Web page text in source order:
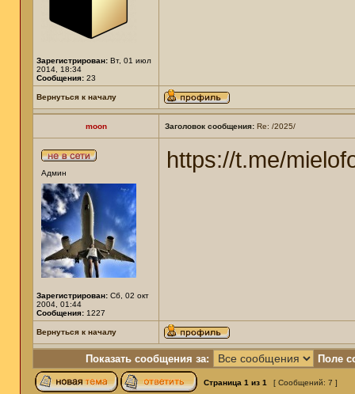
Зарегистрирован: Вт, 01 июл
2014, 18:34
Сообщения: 23
Вернуться к началу
moon Заголовок сообщения: Re: /2025/
Админ
Зарегистрирован: Сб, 02 окт
2004, 01:44
Сообщения: 1227
https://t.me/
Вернуться к началу
Показать сообщения за: Поле
Страница 1 из 1 [ Сообщений: 7 ]